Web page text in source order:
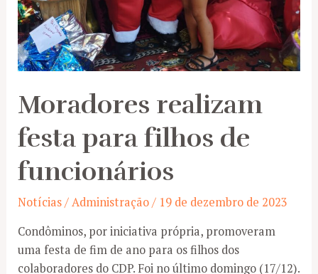
Moradores realizam
festa para filhos de
funcionários
Notícias/Administração/ 19 de dezembro de 2023
Condôminos, por iniciativa própria, promoveram
uma festa de fim de ano para os filhos dos
colaboradores do CDP. Foi no último domingo (17/12).